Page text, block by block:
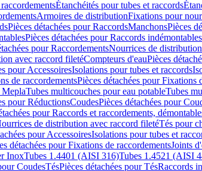
Étanchéités pour tubes et raccords
Armoires de distributionFixations pour
Pièces détachées pour RaccordsManchonsPièces
Pièces détachées pour Raccords indémontables
pour RaccordementsNourrices de
avec raccord filetéCompteurs d'eauPièces
pour AccessoiresIsolations pour tubes et raccords
de raccordementsPièces détachées pour Fixations
Tubes multicouches pour eau potableTubes
pour RéductionsCoudesPièces détachées pour
pour Raccords et raccordements,
de distribution avec raccord filetéTés pour
pour AccessoiresIsolations pour tubes et
détachées pour Fixations de raccordementsJoints
InoxTubes 1.4401 (AISI 316)Tubes 1.4521 (AISI
CoudesTésPièces détachées pour TésRaccords